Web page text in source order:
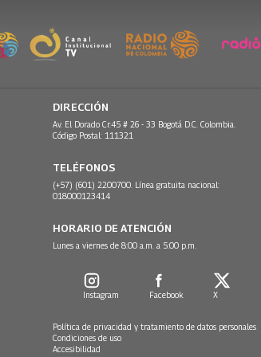
DIRECCIÓN
Av. El Dorado Cr.45 # 26 - 33 Bogotá D.C. Colombia.
Código Postal: 111321
TELÉFONOS
(+57) (601) 2200700. Línea gratuita nacional:
018000123414
HORARIO DE ATENCIÓN
Lunes a viernes de 8:00 a.m. a 5:00 p.m.
Instagram Facebook X
Política de privacidad y tratamiento de datos personales
Condiciones de uso
Accesibilidad